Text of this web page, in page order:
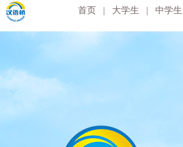
首页 | 大学生 | 中学生